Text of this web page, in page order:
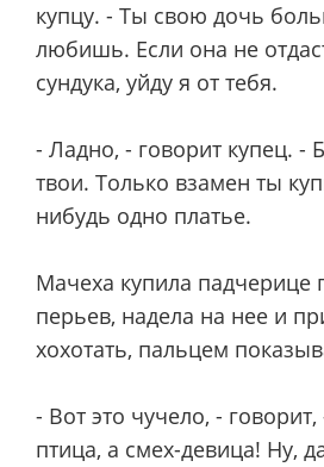
купцу. - Ты свою дочь
любишь. Если она не
сундука, уйду я от тебя.
- Ладно, - говорит купец. -
твои. Только взамен ты
нибудь одно платье.
Мачеха купила падчерице
перьев, надела на нее и
хохотать, пальцем
- Вот это чучело, -
птица, а смех-девица! Ну,